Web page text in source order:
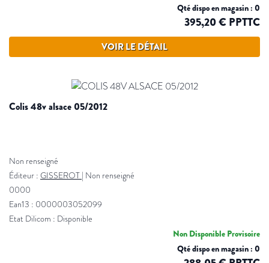
Qté dispo en magasin : 0
395,20 € PPTTC
VOIR LE DÉTAIL
colis 48v alsace 05/2012
Non renseigné
Éditeur : GISSEROT Non renseigné
0000
Ean13 : 0000003052099
Etat Dilicom : Disponible
Non Disponible Provisoire
Qté dispo en magasin : 0